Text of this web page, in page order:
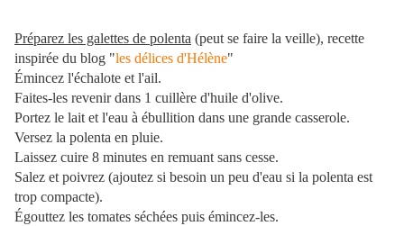
Préparez les galettes de polenta (peut se faire la veille), recette
inspirée du blog "les délices d'Hélène"
Émincez l'échalote et l'ail.
Faites-les revenir dans 1 cuillère d'huile d'olive.
Portez le lait et l'eau à ébullition dans une grande casserole.
Versez la polenta en pluie.
Laissez cuire 8 minutes en remuant sans cesse.
Salez et poivrez (ajoutez si besoin un peu d'eau si la polenta est
trop compacte).
Égouttez les tomates séchées puis émincez-les.